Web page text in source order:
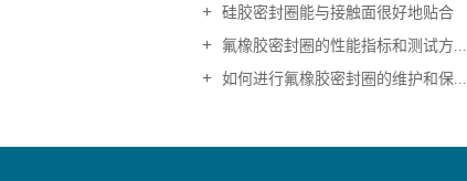
硅胶密封圈能与接触面很好地贴合
氟橡胶密封圈的性能指标和测试方...
如何进行氟橡胶密封圈的维护和保...